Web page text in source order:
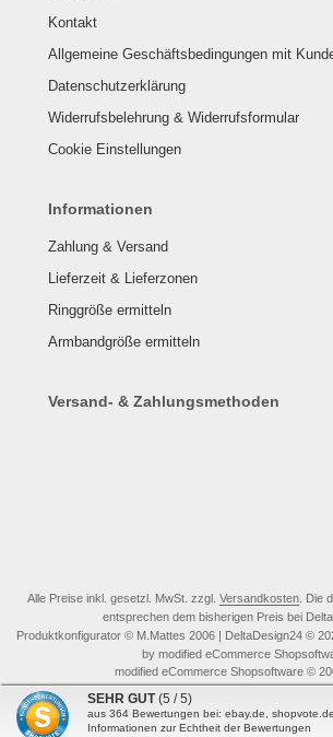
Kontakt
Allgemeine Geschäftsbedingungen mit
Datenschutzerklärung
Widerrufsbelehrung & Widerrufsformular
Cookie Einstellungen
Informationen
Zahlung & Versand
Lieferzeit & Lieferzonen
Ringgröße ermitteln
Armbandgröße ermitteln
Versand- & Zahlungsmethoden
Alle Preise inkl. gesetzl. MwSt. zzgl. Versandkosten. Die
entsprechen dem bisherigen Preis bei
Produktkonfigurator © M.Mattes 2006 | DeltaDesign24 ©
by modified eCommerce
modified eCommerce Shopsoftware ©
SEHR GUT (5 / 5)
aus 364 Bewertungen bei: ebay.de,
Informationen zur Echtheit der Bewertungen